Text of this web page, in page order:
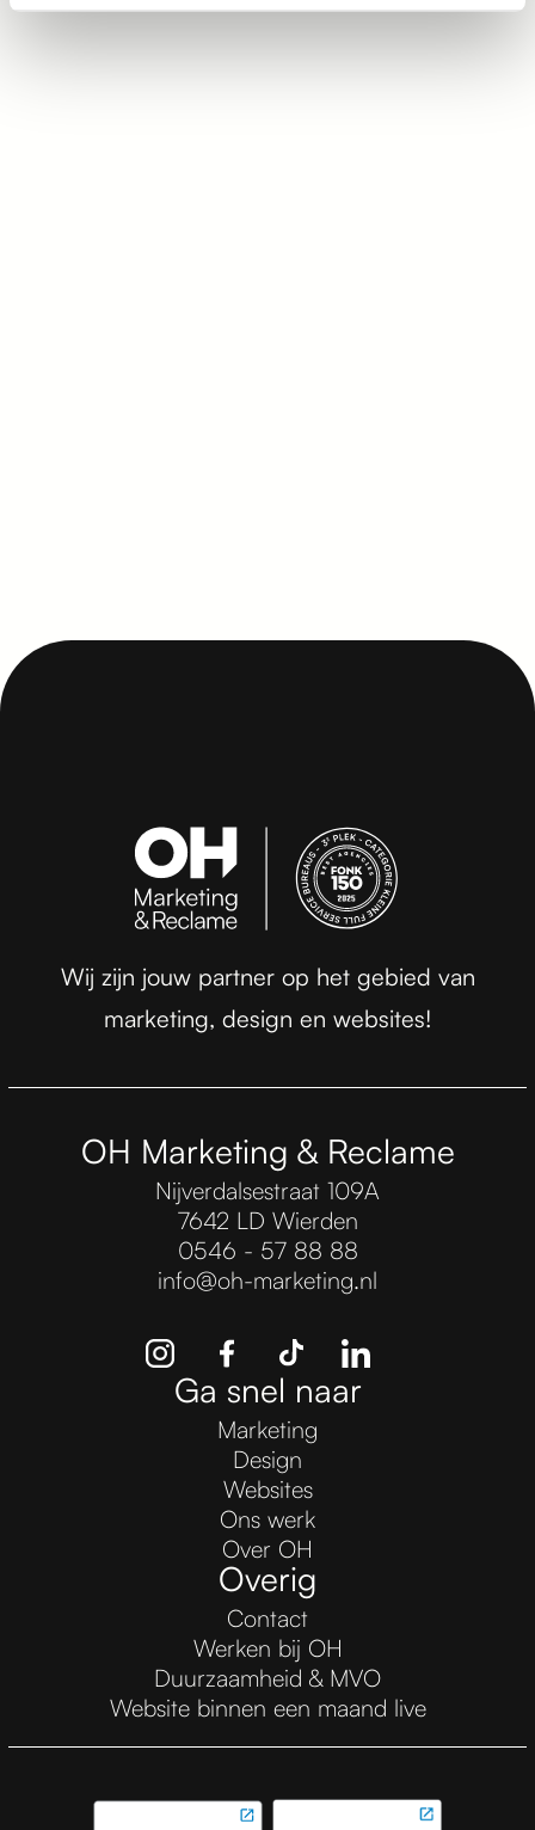
Wij zijn jouw partner op het gebied van
marketing, design en websites!
OH Marketing & Reclame
Nijverdalsestraat 109A
7642 LD Wierden
0546 - 57 88 88
info@oh-marketing.nl
Ga snel naar
Marketing
Design
Websites
Ons werk
Over OH
Overig
Contact
Werken bij OH
Duurzaamheid & MVO
Website binnen een maand live